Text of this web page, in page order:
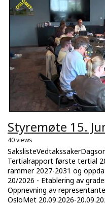
Styremøte 15.
40 views
Tertialrapport første tertial
rammer 2027-2031 og
20/2026 - Etablering av
Oppnevning av
OsloMet 20.09.2026-